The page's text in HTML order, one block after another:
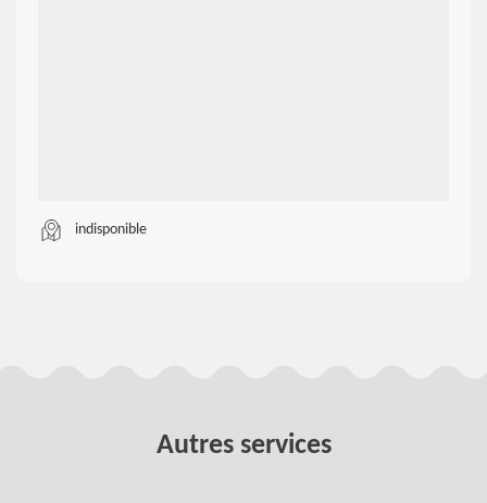
indisponible
Autres services